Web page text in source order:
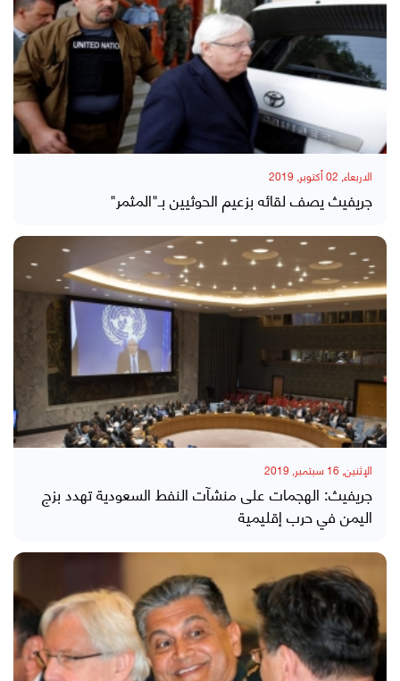
الاربعاء, 02 أكتوبر, 2019
جريفيث يصف لقائه بزعيم الحوثيين بـ"المثمر"
الإثنين, 16 سبتمبر, 2019
جريفيث: الهجمات على منشآت النفط السعودية تهدد بزج
اليمن في حرب إقليمية